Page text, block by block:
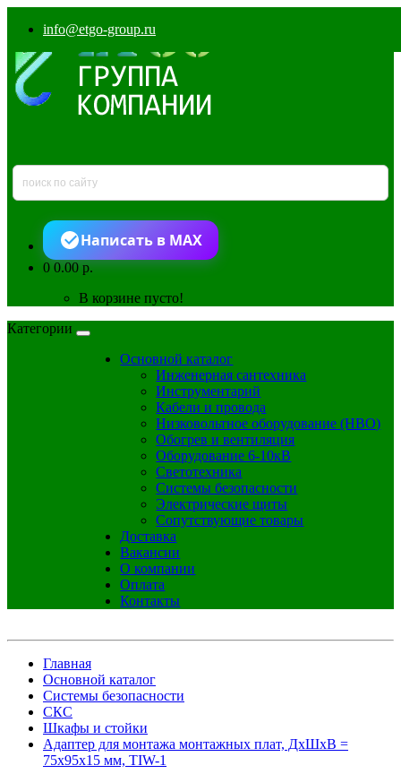
info@etgo-group.ru
Написать в MAX
00.00 р.
В корзине пусто!
Категории
Основной каталог
Инженерная сантехника
Инструментарий
Кабели и провода
Низковольтное оборудование (НВО)
Обогрев и вентиляция
Оборудование 6-10кВ
Светотехника
Системы безопасности
Электрические щиты
Сопутствующие товары
Доставка
Вакансии
О компании
Оплата
Контакты
Главная
Основной каталог
Системы безопасности
СКС
Шкафы и стойки
Адаптер для монтажа монтажных плат, ДхШхВ =
75x95x15 мм, TIW-1